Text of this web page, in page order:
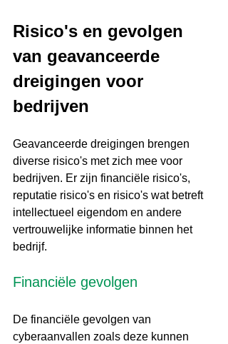
Risico's en gevolgen
van geavanceerde
dreigingen voor
bedrijven
Geavanceerde dreigingen brengen
diverse risico's met zich mee voor
bedrijven. Er zijn financiële risico's,
reputatie risico's en risico's wat betreft
intellectueel eigendom en andere
vertrouwelijke informatie binnen het
bedrijf.
Financiële gevolgen
De financiële gevolgen van
cyberaanvallen zoals deze kunnen